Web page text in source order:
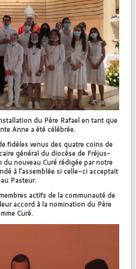
du Père Rafael en tant que
Anne a été célébrée.
fidèles venus des quatre coins de
général du diocèse de Fréjus-
nouveau Curé rédigée par notre
à l’assemblée si celle-ci acceptait
Pasteur.
actifs de la communauté de
accord à la nomination du Père
Curé.